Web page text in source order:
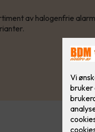
av halogenfrie